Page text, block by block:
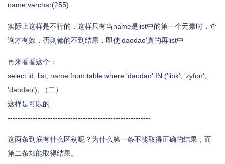
name:varchar(255)
实际上这样是不行的，这样只有当name是list中的第一个元素时，查
询才有效，否则都的不到结果，即使'daodao'真的再list中
再来看看这个：
select id, list, name from table where 'daodao' IN ('libk', 'zyfon',
'daodao'); （二）
这样是可以的
---------------------------------------------------------
这两条到底有什么区别呢？为什么第一条不能取得正确的结果，而
第二条却能取得结果。